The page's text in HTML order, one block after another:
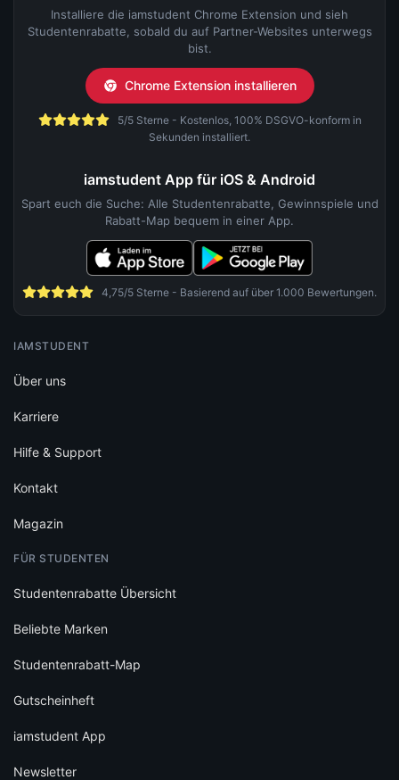
Installiere die iamstudent Chrome Extension und sieh
Studentenrabatte, sobald du auf Partner-Websites unterwegs
bist.
Chrome Extension installieren
5/5 Sterne - Kostenlos, 100% DSGVO-konform in
Sekunden installiert.
iamstudent App für iOS & Android
Spart euch die Suche: Alle Studentenrabatte, Gewinnspiele und
Rabatt-Map bequem in einer App.
4,75/5 Sterne - Basierend auf über 1.000 Bewertungen.
IAMSTUDENT
Über uns
Karriere
Hilfe & Support
Kontakt
Magazin
FÜR STUDENTEN
Studentenrabatte Übersicht
Beliebte Marken
Studentenrabatt-Map
Gutscheinheft
iamstudent App
Newsletter